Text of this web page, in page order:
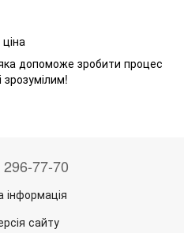
допоможе зробити процес
77-70
інформація
сайту